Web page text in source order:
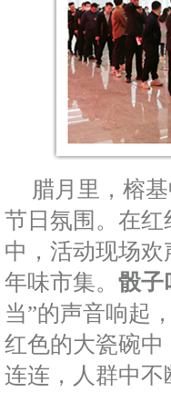
腊月里，榕
节日氛围。在
中，活动现场
年味市集。 骰子
当”的声音响起
红色的大瓷碗
连连，人群中